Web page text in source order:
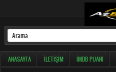
ANASAYFA İLETIŞIM İMDB PUANI